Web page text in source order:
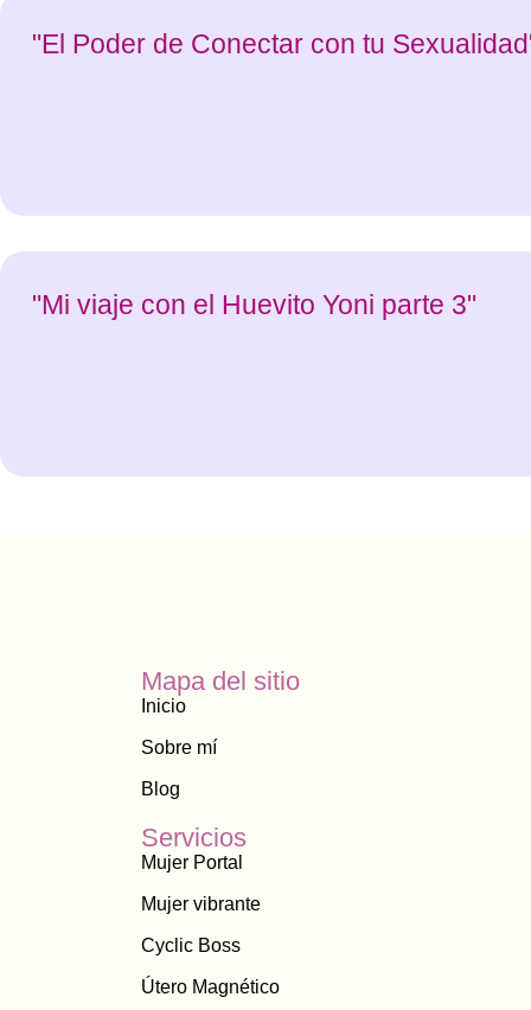
"El Poder de Conectar con tu
"Mi viaje con el Huevito Yoni parte 3"
Mapa del sitio
Inicio
Sobre mí
Blog
Servicios
Mujer Portal
Mujer vibrante
Cyclic Boss
Útero Magnético